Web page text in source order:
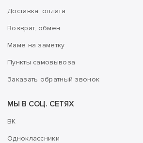
Доставка, оплата
Возврат, обмен
Маме на заметку
Пункты самовывоза
Заказать обратный звонок
МЫ В СОЦ. СЕТЯХ
ВК
Одноклассники